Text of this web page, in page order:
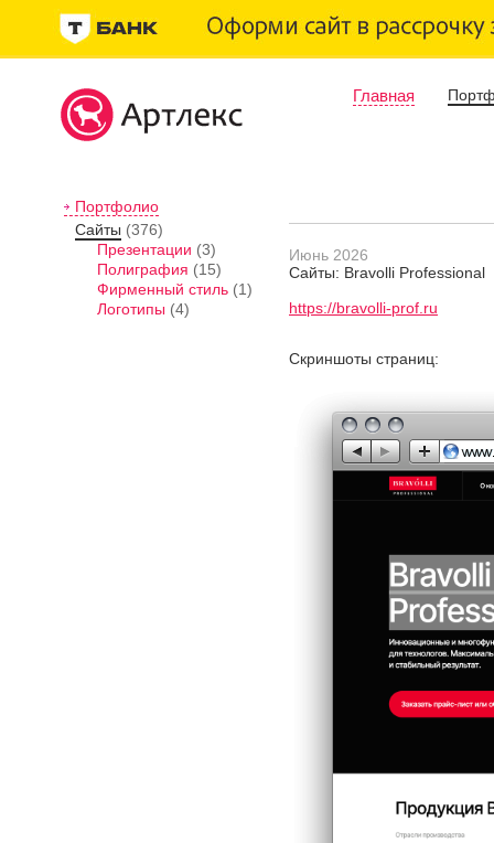
Главная
Портфолио
Сайты (376)
Презентации (3)
Полиграфия (15)
Фирменный стиль (1)
Логотипы (4)
Июнь 2026
Сайты: Bravolli Professional
https://bravolli-prof.ru
Скриншоты страниц: